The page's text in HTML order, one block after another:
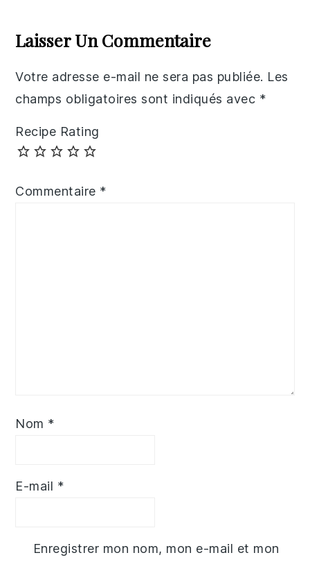
Interactions
Laisser Un Commentaire
Votre adresse e-mail ne sera pas publiée. Les
champs obligatoires sont indiqués avec *
Recipe Rating
Commentaire *
Nom *
E-mail *
Enregistrer mon nom, mon e-mail et mon